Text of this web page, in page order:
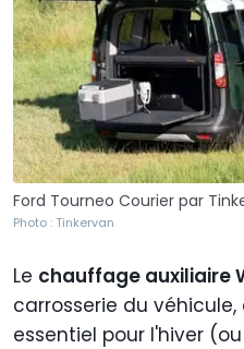
Ford Tourneo Courier par
Photo : Tinkervan
Le chauffage auxiliaire
carrosserie du
essentiel pour l'hiver